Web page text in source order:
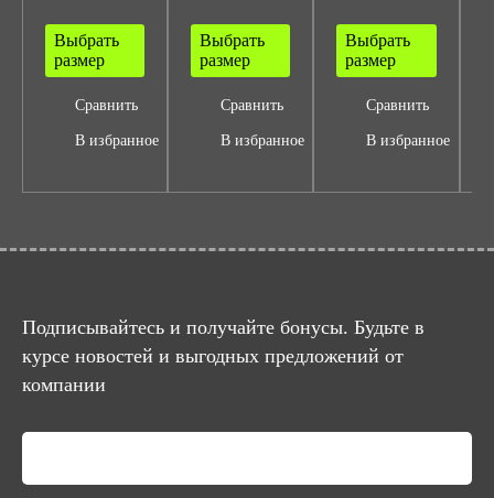
Выбрать
размер
Сравнить
В избранное
Выбрать
размер
Сравнить
В избранное
Выбрать
размер
Сравнить
В избранное
Подписывайтесь и получайте бонусы. Будьте в
курсе новостей и выгодных предложений от
компании